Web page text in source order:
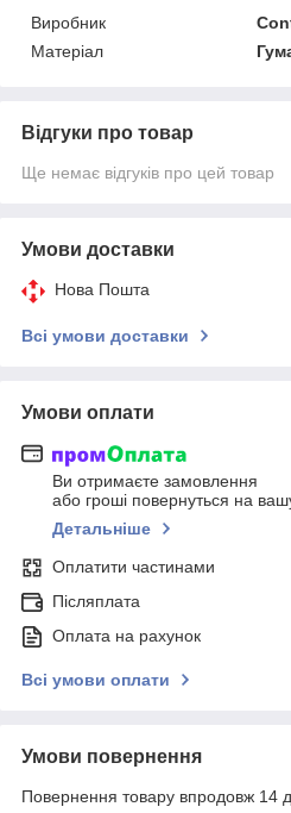
Виробник
Матеріал
Відгуки про товар
Ще немає відгуків про цей товар
Умови доставки
Нова Пошта
Всі умови доставки
Умови оплати
Ви отримаєте замовлення
або гроші повернуться на
Детальніше
Оплатити частинами
Післяплата
Оплата на рахунок
Всі умови оплати
Умови повернення
Повернення товару впродовж 14